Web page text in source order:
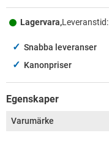
Lagervara,Leveranstid:
✓ Snabba leveranser
✓ Kanonpriser
Egenskaper
Varumärke